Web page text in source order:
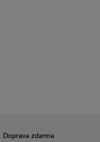
Doprava zdarma